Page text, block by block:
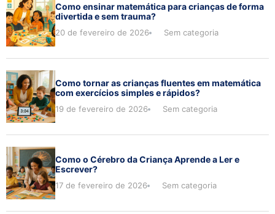
Como ensinar matemática para crianças de forma
divertida e sem trauma?
20 de fevereiro de 2026 Sem categoria
Como tornar as crianças fluentes em matemática
com exercícios simples e rápidos?
19 de fevereiro de 2026 Sem categoria
Como o Cérebro da Criança Aprende a Ler e
Escrever?
17 de fevereiro de 2026 Sem categoria